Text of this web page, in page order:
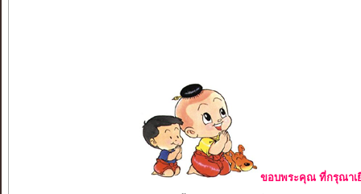
ขอบพระคุณ ที่กรุณาเ